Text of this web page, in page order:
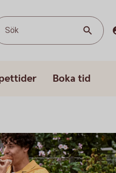
Sök
Boka tid